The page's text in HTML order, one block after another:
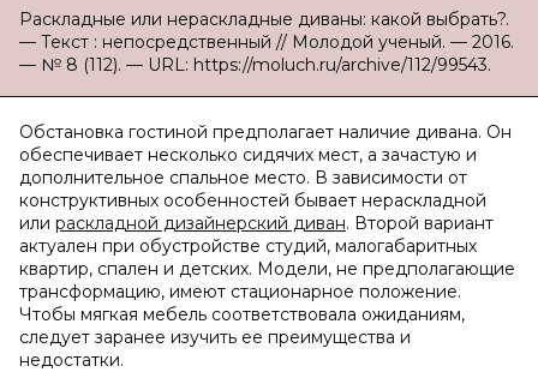
Раскладные или нераскладные диваны: какой выбрать?.
— Текст : непосредственный // Молодой ученый. — 2016.
— № 8 (112). — URL: https://moluch.ru/archive/112/99543.
Обстановка гостиной предполагает наличие дивана. Он
обеспечивает несколько сидячих мест, а зачастую и
дополнительное спальное место. В зависимости от
конструктивных особенностей бывает нераскладной
или раскладной дизайнерский диван. Второй вариант
актуален при обустройстве студий, малогабаритных
квартир, спален и детских. Модели, не предполагающие
трансформацию, имеют стационарное положение.
Чтобы мягкая мебель соответствовала ожиданиям,
следует заранее изучить ее преимущества и
недостатки.